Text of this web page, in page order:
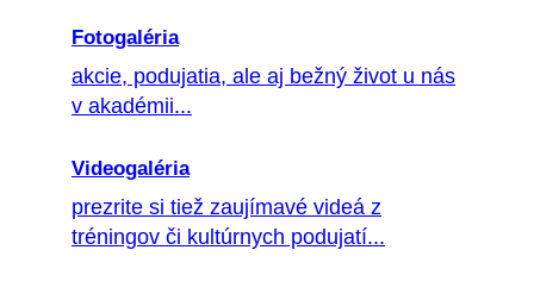
Fotogaléria
akcie, podujatia, ale aj bežný život u nás
v akadémii...
Videogaléria
prezrite si tiež zaujímavé videá z
tréningov či kultúrnych podujatí...